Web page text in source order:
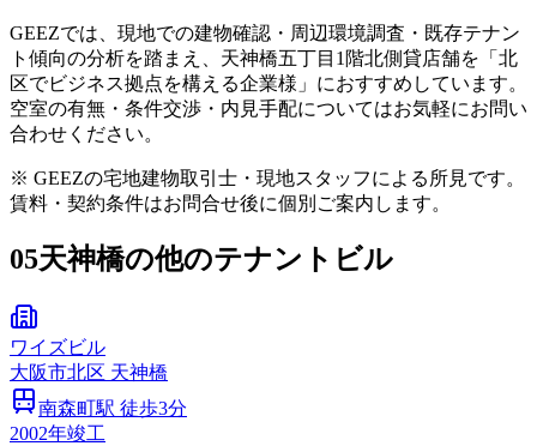
GEEZでは、現地での建物確認・周辺環境調査・既存テナン
ト傾向の分析を踏まえ、天神橋五丁目1階北側貸店舗を「北
区でビジネス拠点を構える企業様」におすすめしています。
空室の有無・条件交渉・内見手配についてはお気軽にお問い
合わせください。
※ GEEZの宅地建物取引士・現地スタッフによる所見です。
賃料・契約条件はお問合せ後に個別ご案内します。
05天神橋の他のテナントビル
ワイズビル
大阪市北区 天神橋
南森町駅 徒歩3分
2002年竣工